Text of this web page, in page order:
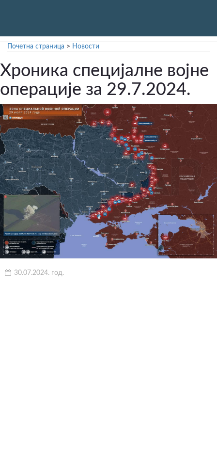
Почетна страница > Новости
Хроника специјалне војне
операције за 29.7.2024.
30.07.2024. год.